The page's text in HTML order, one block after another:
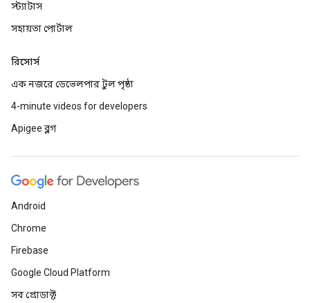
স্ট্যাটাস
সহায়তা পোর্টাল
রিসোর্স
এক নজরে ডেভেলপার টুল পৃষ্ঠা
4-minute videos for developers
Apigee ব্লগ
Android
Chrome
Firebase
Google Cloud Platform
সব প্রোডাক্ট